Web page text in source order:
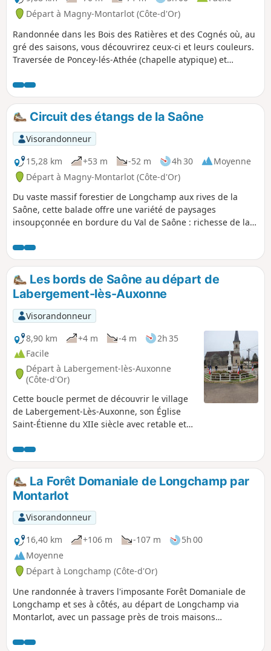
Départ à Magny-Montarlot (Côte-d'Or)
Randonnée dans les Bois des Ratières et des Cognés où, au
gré des saisons, vous découvrirez ceux-ci et leurs couleurs.
Traversée de Poncey-lés-Athée (chapelle atypique) et
des prairies.
Circuit des étangs de la Saône
Visorandonneur
15,28 km
+53 m -52 m 4h 30
Moyenne
Départ à Magny-Montarlot (Côte-d'Or)
Du vaste massif forestier de Longchamp aux rives de la
Saône, cette balade offre une variété de paysages
insoupçonnée en bordure du Val de Saône : richesse de la
lavoirs, château à Athé. Il y également le barrage sur la
Saône et la Plate à Poncey-lès-Athée, les étangs à Magny-
Montarlot et les magnifiques villages au passé riche en
histoire. C'est parti !
Les bords de Saône au départ de
Labergement-lès-Auxonne
Visorandonneur
8,90 km
+4 m -4 m
2h 35
Facile
Départ à Labergement-lès-Auxonne
(Côte-d'Or)
Cette boucle permet de découvrir le village
de Labergement-Lès-Auxonne, son Église
Saint-Étienne du XIIe siècle avec retable et
de Saône avec la Voie Bleue et les cultures
maraîchères.
La Forêt Domaniale de Longchamp par
Montarlot
Visorandonneur
16,40 km
+106 m -107 m
5h 00
Moyenne
Départ à Longchamp (Côte-d'Or)
Une randonnée à travers l'imposante Forêt Domaniale de
Longchamp et ses à côtés, au départ de Longchamp via
Montarlot, avec un passage près de trois maisons